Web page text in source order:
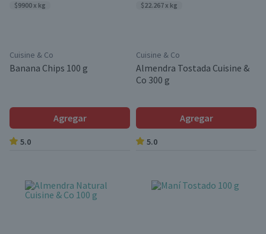
$9900 x kg
Cuisine & Co
Banana Chips 100 g
Agregar
5.0
$22.267 x kg
Cuisine & Co
Almendra Tostada Cuisine &
Co 300 g
Agregar
5.0